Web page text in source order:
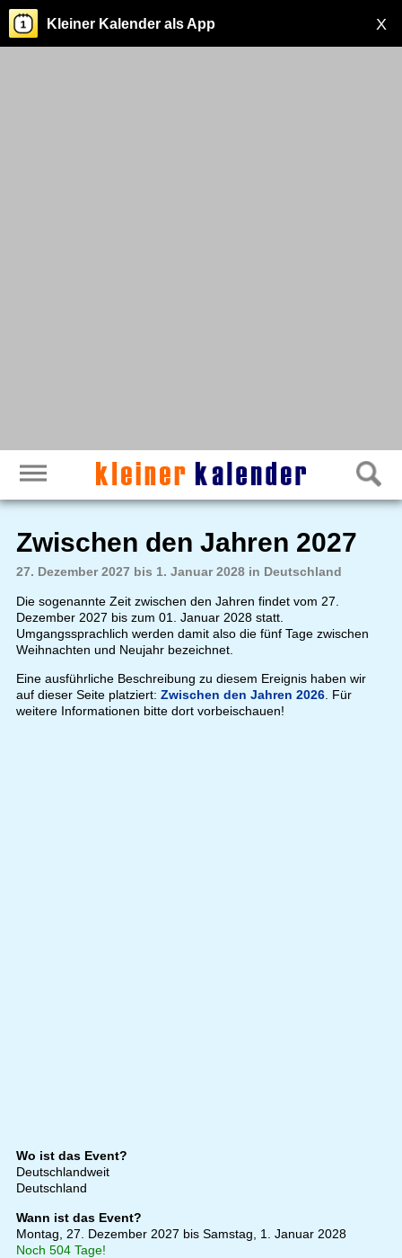
X
Kleiner Kalender als App
Zwischen den Jahren 2027
27. Dezember 2027 bis 1. Januar 2028 in Deutschland
Die sogenannte Zeit zwischen den Jahren findet vom 27.
Dezember 2027 bis zum 01. Januar 2028 statt.
Umgangssprachlich werden damit also die fünf Tage zwischen
Weihnachten und Neujahr bezeichnet.
Eine ausführliche Beschreibung zu diesem Ereignis haben wir
auf dieser Seite platziert: Zwischen den Jahren 2026. Für
weitere Informationen bitte dort vorbeischauen!
Wo ist das Event?
Deutschlandweit
Deutschland
Wann ist das Event?
Montag, 27. Dezember 2027 bis Samstag, 1. Januar 2028
Noch 504 Tage!